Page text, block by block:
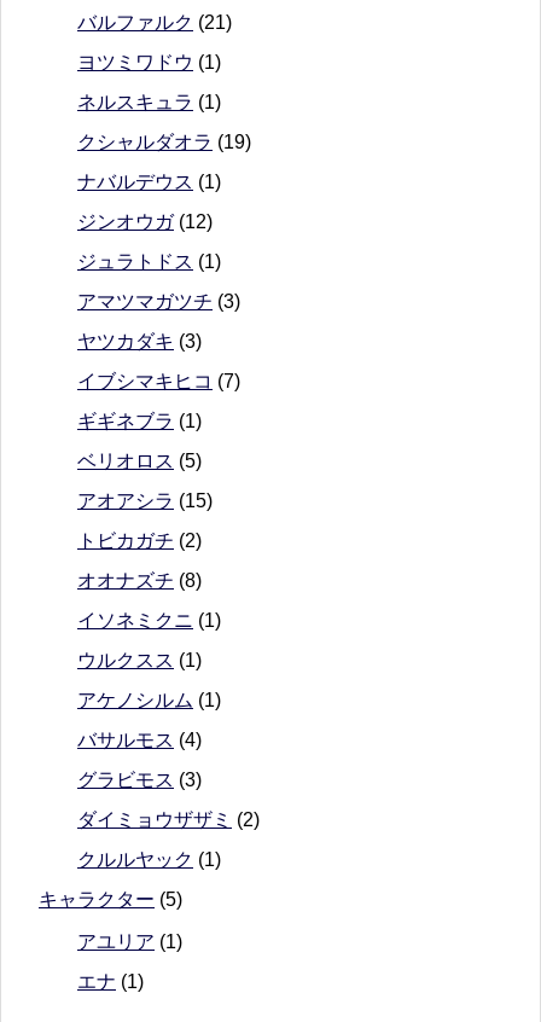
バルファルク (21)
ヨツミワドウ (1)
ネルスキュラ (1)
クシャルダオラ (19)
ナバルデウス (1)
ジンオウガ(12)
ジュラトドス (1)
アマツマガツチ (3)
ヤツカダキ (3)
イブシマキヒコ (7)
ギギネブラ (1)
ベリオロス (5)
アオアシラ (15)
トビカガチ (2)
オオナズチ (8)
イソネミクニ (1)
ウルクスス (1)
アケノシルム (1)
バサルモス (4)
グラビモス (3)
ダイミョウザザミ (2)
クルルヤック (1)
キャラクター (5)
アユリア (1)
エナ (1)